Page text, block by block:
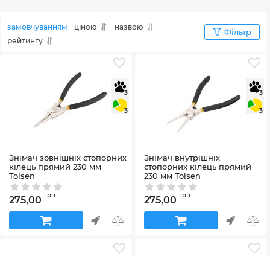
замовчуванням ціною
назвою
рейтингу
Фільтр
3
3
Знімач зовнішніх стопорних
кілець прямий 230 мм
Tolsen
Артикул:10088
275,00 грн
3
3
Знімач внутрішніх
стопорних кілець прямий
230 мм Tolsen
Артикул:10078
275,00 грн